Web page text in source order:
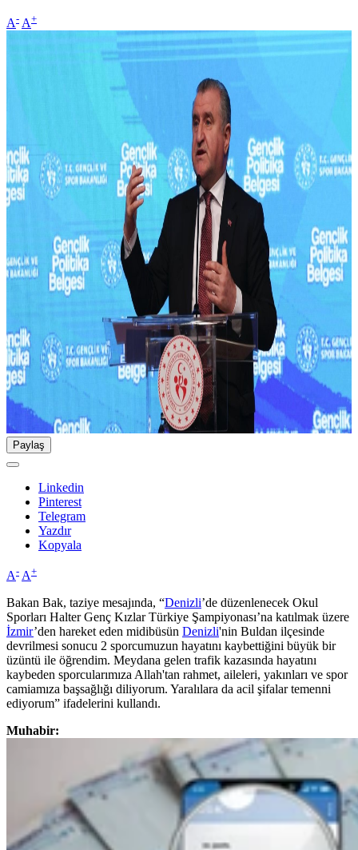
A- A+
Paylaş
Linkedin
Pinterest
Telegram
Yazdır
Kopyala
A- A+
Bakan Bak, taziye mesajında, “Denizli’de düzenlenecek Okul
Sporları Halter Genç Kızlar Türkiye Şampiyonası’na katılmak üzere
İzmir’den hareket eden midibüsün Denizli'nin Buldan ilçesinde
devrilmesi sonucu 2 sporcumuzun hayatını kaybettiğini büyük bir
üzüntü ile öğrendim. Meydana gelen trafik kazasında hayatını
kaybeden sporcularımıza Allah'tan rahmet, aileleri, yakınları ve spor
camiamıza başsağlığı diliyorum. Yaralılara da acil şifalar temenni
ediyorum” ifadelerini kullandı.
Muhabir: